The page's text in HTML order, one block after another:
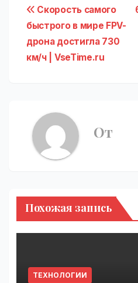
Навигация
по
записям
Скорость самого
быстрого в мире FPV-
дрона достигла 730
км/ч | VseTime.ru
От
Похожая запись
ТЕХНОЛОГИИ